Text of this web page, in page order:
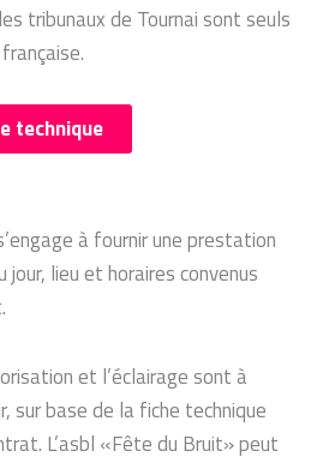
tribunaux de Tournai sont seuls
technique
à fournir une prestation
jour, lieu et horaires convenus
et l’éclairage sont à
sur base de la fiche technique
L’asbl «Fête du Bruit» peut